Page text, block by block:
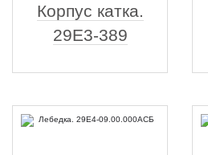
Корпус катка.
29Е3-389